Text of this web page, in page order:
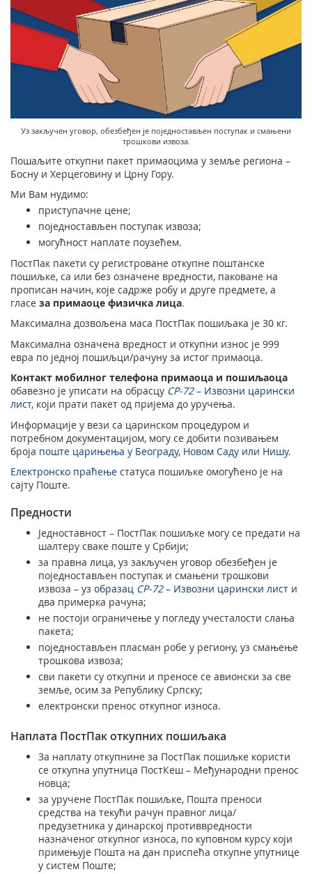
Правилно адресовање
Поштански адресни код (ПАК)
Списак забрањених артикала за увоз
Пуномоћје за уручење поштанских пошиљака
Подршка наградним играма
Судске таксене марке
Географски информациони систем (ГИС)
Уз закључен уговор, обезбеђен је поједностављен поступак и смањени
трошкови извоза.
Пошаљите откупни пакет примаоцима у земље региона –
Босну и Херцеговину и Црну Гору.
Ми Вам нудимо:
приступачне цене;
поједностављен поступак извоза;
могућност наплате поузећем.
ПостПак пакети су регистроване откупне поштанске
пошиљке, са или без означене вредности, паковане на
прописан начин, које садрже робу и друге предмете, а
гласе за примаоце физичка лица.
Максимална дозвољена маса ПостПак пошиљака je 30 кг.
Максимална означена вредност и откупни износ је 999
евра по једној пошиљци/рачуну за истог примаоца.
Контакт мобилног телефона примаоца и пошиљаоца
обавезно је уписати на обрасцу CP-72– Извозни царински
лист, који прати пакет од пријема до уручења.
Информације у вези са царинском процедуром и
потребном документацијом, могу се добити позивањем
броја поште царињења у Београду, Новом Саду или Нишу.
Електронско праћење статуса пошиљке омогућено је на
сајту Поште.
Предности
Једноставност – ПостПак пошиљке могу се предати на
шалтеру сваке поште у Србији;
за правна лица, уз закључен уговор обезбеђен је
поједностављен поступак и смањени трошкови
извоза – уз образац CP-72– Извозни царински лист и
два примерка рачуна;
не постоји ограничење у погледу учесталости слања
пакета;
поједностављен пласман робе у региону, уз смањење
трошкова извоза;
сви пакети су откупни и преносе се авионски за све
земље, осим за Републику Српску;
електронски пренос откупног износa.
Наплата ПостПак откупних пошиљака
За наплату откупнине за ПостПак пошиљкe користи
се откупна упутница ПостКеш – Међународни пренос
новца;
за уручене ПостПак пошиљке, Пошта преноси
средства на текући рачун правног лица/
предузетника у динарској противвредности
назначеног откупног износа, по куповном курсу који
примењује Пошта на дан приспећа откупне упутнице
у систем Поште;